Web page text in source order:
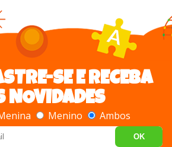
SE E RECEBA
NOVIDADES
Menino Ambos
OK